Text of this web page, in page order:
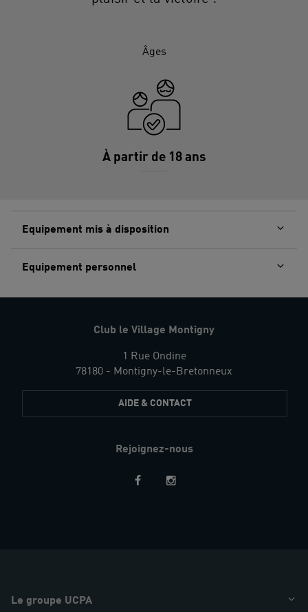
Âges
À partir de 18 ans
Equipement mis à disposition
Equipement personnel
Club le Village Montigny
1 Rue Ondine
78180 - Montigny-le-Bretonneux
AIDE & CONTACT
Rejoignez-nous
Le groupe UCPA